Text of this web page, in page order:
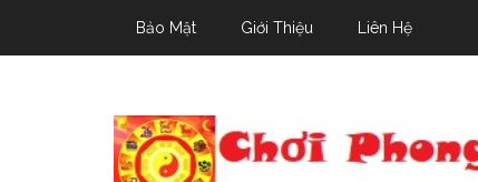
Bảo Mật Giới Thiệu Liên Hệ